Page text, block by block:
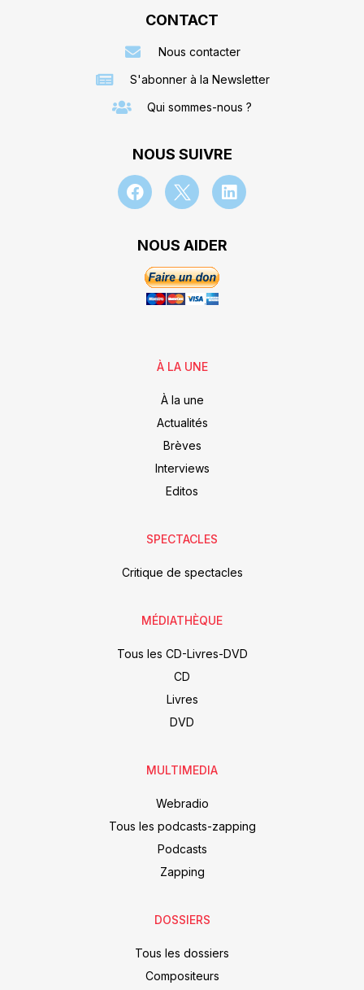
CONTACT
Nous contacter
S'abonner à la Newsletter
Qui sommes-nous ?
NOUS SUIVRE
NOUS AIDER
À LA UNE
À la une
Actualités
Brèves
Interviews
Editos
SPECTACLES
Critique de spectacles
MÉDIATHÈQUE
Tous les CD-Livres-DVD
CD
Livres
DVD
MULTIMEDIA
Webradio
Tous les podcasts-zapping
Podcasts
Zapping
DOSSIERS
Tous les dossiers
Compositeurs